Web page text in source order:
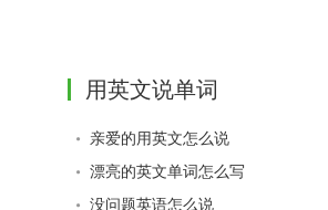
用英文说单词
亲爱的用英文怎么说
漂亮的英文单词怎么写
没问题英语怎么说